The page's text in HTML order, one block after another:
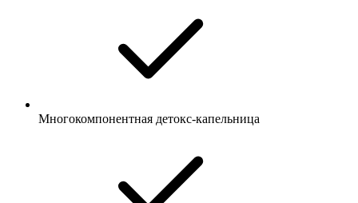
Многокомпонентная детокс-капельница